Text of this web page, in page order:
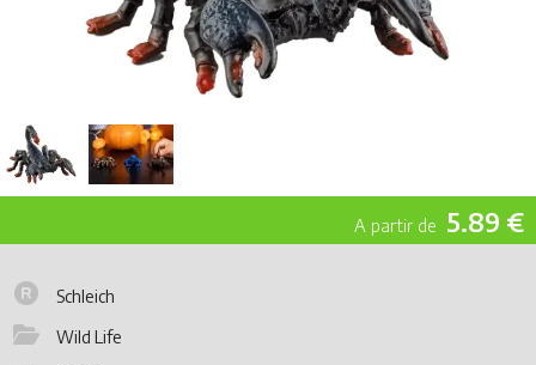
5.89 €
Schleich
Wild Life